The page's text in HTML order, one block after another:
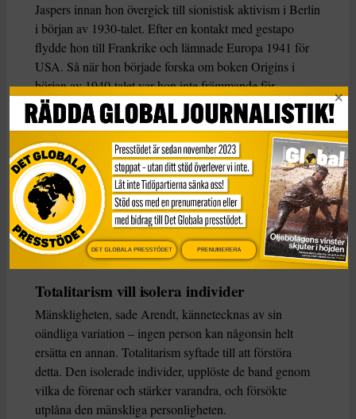
Jaspers innan hon övergick till sionistisk aktivism i Berlin
i början av 1930-talet. Efter en kontakt med gestapo
flydde hon till Frankrike och lämnade Europa 1941 för
USA. Så när hon började forska om boken Origins i
början av 1940-talet var hon inte främmande för
totalitarism.
Totalitarism, menade hon, var en radikalt ny
regeringsform som utmärkte sig genom sin ideologiska
uppfattning om historia. För nazisterna var historia en
krock mellan raser; för stalinismen var det en klasskamp.
Hur som helst försökte totalitära ledare verkställa
historiska ”lagar” genom att med våld omforma de
människor de styrde.
Totalitarism vill isolera individer
Mänskligheten, sade Arendt, kännetecknas av sin
oändliga variation – ingen person kan någonsin helt
ersätta en annan. Totalitarism syftade till att förstöra
detta. Den isolerade individer, upplöste de band genom
vilka de förenar och stärker varandra, och försökte
utplåna den mänskliga personligheten.
DET GLOBALA PRESSTÖDET PRENUMERERA